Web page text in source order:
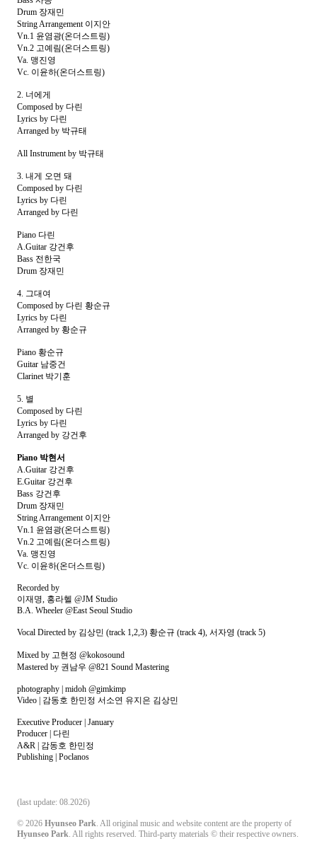
Drum 장재민
String Arrangement 이지안
Vn.1 윤염광(온더스트링)
Vn.2 고예림(온더스트링)
Va. 맹진영
Vc. 이윤하(온더스트링)
2. 너에게
Composed by 다린
Lyrics by 다린
Arranged by 박규태
All Instrument by 박규태
3. 내게 오면 돼
Composed by 다린
Lyrics by 다린
Arranged by 다린
Piano 다린
A.Guitar 강건후
Bass 전한국
Drum 장재민
4. 그대여
Composed by 다린 황순규
Lyrics by 다린
Arranged by 황순규
Piano 황순규
Guitar 남중건
Clarinet 박기훈
5. 별
Composed by 다린
Lyrics by 다린
Arranged by 강건후
Piano 박현서
A.Guitar 강건후
E.Guitar 강건후
Bass 강건후
Drum 장재민
String Arrangement 이지안
Vn.1 윤염광(온더스트링)
Vn.2 고예림(온더스트링)
Va. 맹진영
Vc. 이윤하(온더스트링)
Recorded by
이재명, 홍라헬 @JM Studio
B.A. Wheeler @East Seoul Studio
Vocal Directed by 김상민 (track 1,2,3) 황순규 (track 4), 서자영 (track 5)
Mixed by 고현정 @kokosound
Mastered by 권남우 @821 Sound Mastering
photography | midoh @gimkimp
Video | 감동호 한민정 서소연 유지은 김상민
Executive Producer | January
Producer | 다린
A&R | 감동호 한민정
Publishing | Poclanos
(last update: 08.2026)
© 2026Hyunseo Park. All original music and website content are the property of
Hyunseo Park. All rights reserved. Third-party materials © their respective owners.